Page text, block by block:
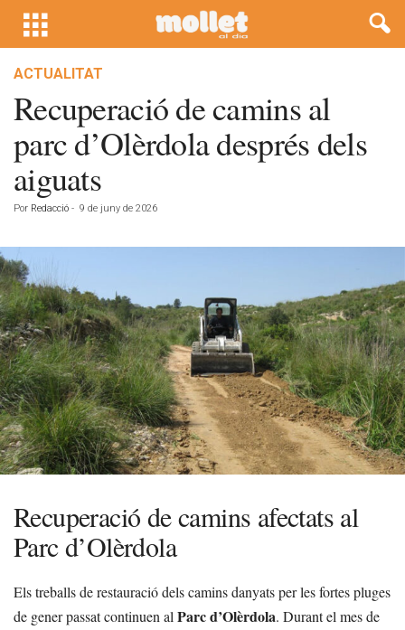
ACTUALITAT
Recuperació de camins al
parc d’Olèrdola després dels
aiguats
Por Redacció - 9 de juny de 2026
Recuperació de camins afectats al
Parc d’Olèrdola
Els treballs de restauració dels camins danyats per les fortes pluges
de gener passat continuen al Parc d’Olèrdola. Durant el mes de